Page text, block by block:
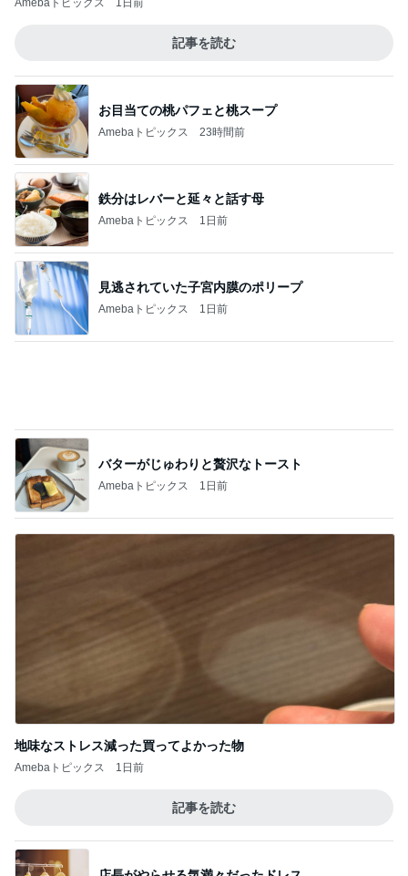
Amebaトピックス 1日前
記事を読む
お目当ての桃パフェと桃スープ
Amebaトピックス 23時間前
鉄分はレバーと延々と話す母
Amebaトピックス 1日前
見逃されていた子宮内膜のポリープ
Amebaトピックス 1日前
バターがじゅわりと贅沢なトースト
Amebaトピックス 1日前
地味なストレス減った買ってよかった物
Amebaトピックス 1日前
記事を読む